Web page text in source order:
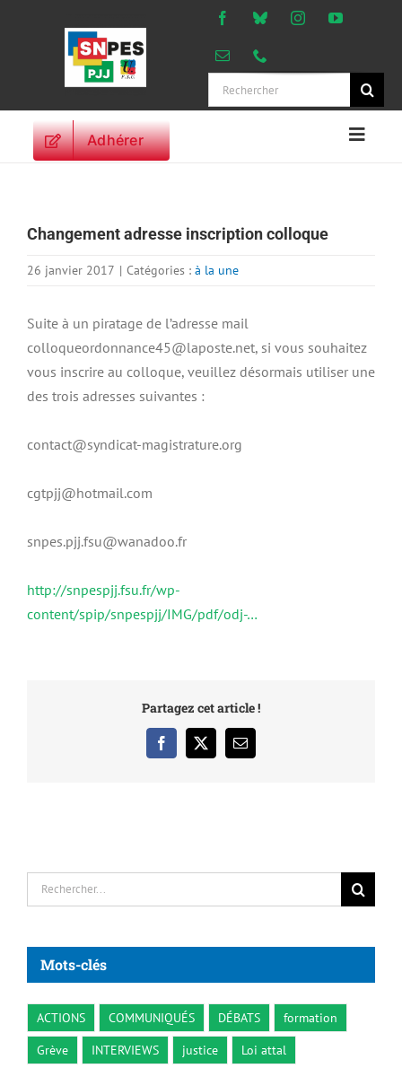
Rechercher:
Adhérer
ORIENTATIONS
VIE SYNDICALE
PUBLICATIONS
Changement adresse inscription colloque
26 janvier 2017 | Catégories : à la une
Suite à un piratage de l’adresse mail
colloqueordonnance45@laposte.net, si vous souhaitez
vous inscrire au colloque, veuillez désormais utiliser une
des trois adresses suivantes :
contact@syndicat-magistrature.org
cgtpjj@hotmail.com
snpes.pjj.fsu@wanadoo.fr
http://snpespjj.fsu.fr/wp-
content/spip/snpespjj/IMG/pdf/odj-…
Partagez cet article !
Facebook
X Email
Rechercher:
Mots-clés
ACTIONS COMMUNIQUÉS DÉBATS
formation
Grève
INTERVIEWS justice
Loi attal